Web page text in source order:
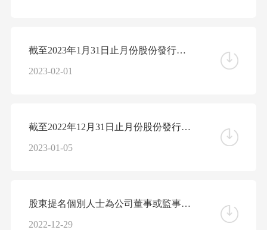
截至2023年1月31日止月份股份發行人的證券變動月報表
2023-02-01
截至2022年12月31日止月份股份發行人的證券變動月報表
2023-01-05
股東提名個別人士為公司董事或監事之程序
2022-12-29